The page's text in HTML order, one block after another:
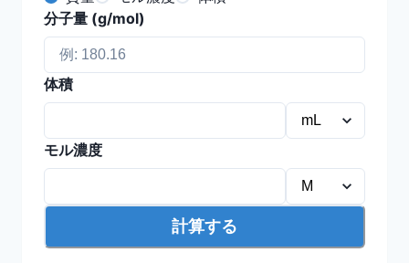
分子量 (g/mol)
体積
モル濃度
計算する